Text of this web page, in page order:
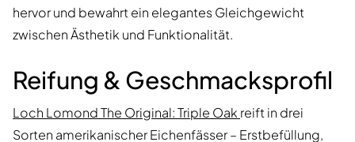
hervor und bewahrt ein elegantes Gleichgewicht
zwischen Ästhetik und Funktionalität.
Reifung & Geschmacksprofil
Loch Lomond The Original: Triple Oak reift in drei
Sorten amerikanischer Eichenfässer – Erstbefüllung,